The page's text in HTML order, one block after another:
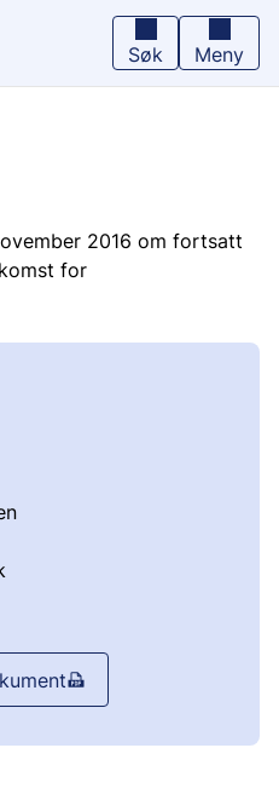
Søk Meny
2016 om fortsatt
for